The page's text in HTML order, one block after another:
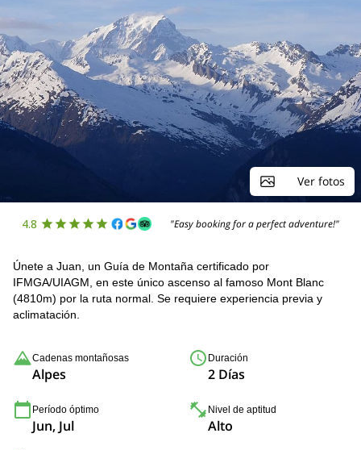
Ver fotos
4.8 "Easy booking for a perfect adventure!"
Únete a Juan, un Guía de Montaña certificado por
IFMGA/UIAGM, en este único ascenso al famoso Mont Blanc
(4810m) por la ruta normal. Se requiere experiencia previa y
aclimatación.
Cadenas montañosas
Alpes
Duración
2 Días
Período óptimo
Jun, Jul
Nivel de aptitud
Alto